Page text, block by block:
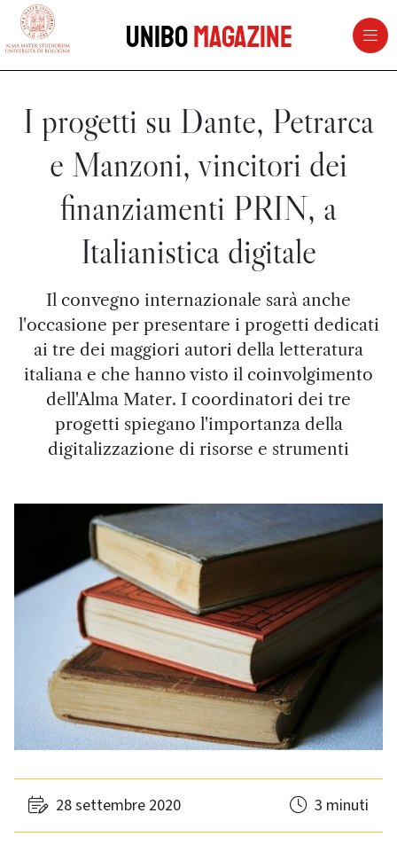
vai al contenuto della pagina
UniboMagazine
I progetti su Dante, Petrarca
e Manzoni, vincitori dei
finanziamenti PRIN, a
Italianistica digitale
Il convegno internazionale sarà anche
l'occasione per presentare i progetti dedicati
ai tre dei maggiori autori della letteratura
italiana e che hanno visto il coinvolgimento
dell'Alma Mater. I coordinatori dei tre
progetti spiegano l'importanza della
digitalizzazione di risorse e strumenti
28 settembre 2020 3 minuti